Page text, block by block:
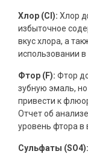
Хлор (Cl): Хлор
избыточное
вкус хлора, а
использовании
Фтор (F): Фтор
зубную эмаль,
привести к
Отчет об
уровень фтора в
Сульфаты (SO4):